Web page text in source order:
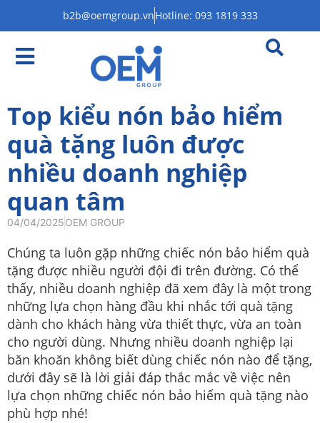
b2b@oemgroup.vnHotline: 093 1819 333
Top kiểu nón bảo hiểm
quà tặng luôn được
nhiều doanh nghiệp
quan tâm
04/04/2025OEM GROUP
Chúng ta luôn gặp những chiếc nón bảo hiểm quà
tặng được nhiều người đội đi trên đường. Có thể
thấy, nhiều doanh nghiệp đã xem đây là một trong
những lựa chọn hàng đầu khi nhắc tới quà tặng
dành cho khách hàng vừa thiết thực, vừa an toàn
cho người dùng. Nhưng nhiều doanh nghiệp lại
băn khoăn không biết dùng chiếc nón nào để tặng,
dưới đây sẽ là lời giải đáp thắc mắc về việc nên
lựa chọn những chiếc nón bảo hiểm quà tặng nào
phù hợp nhé!